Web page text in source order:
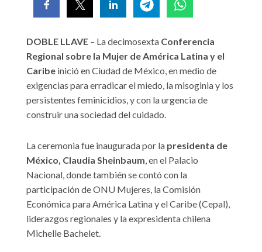
DOBLE LLAVE – La decimosexta Conferencia
Regional sobre la Mujer de América Latina y el
Caribe inició en Ciudad de México, en medio de
exigencias para erradicar el miedo, la misoginia y los
persistentes feminicidios, y con la urgencia de
construir una sociedad del cuidado.
La ceremonia fue inaugurada por la presidenta de
México, Claudia Sheinbaum, en el Palacio
Nacional, donde también se contó con la
participación de ONU Mujeres, la Comisión
Económica para América Latina y el Caribe (Cepal),
liderazgos regionales y la expresidenta chilena
Michelle Bachelet.